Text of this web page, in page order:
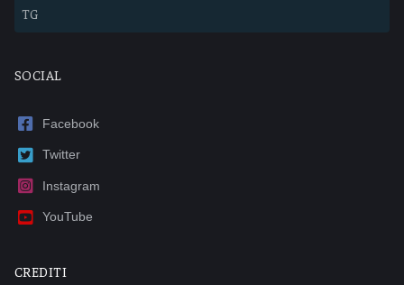
TG
SOCIAL
Facebook
Twitter
Instagram
YouTube
CREDITI